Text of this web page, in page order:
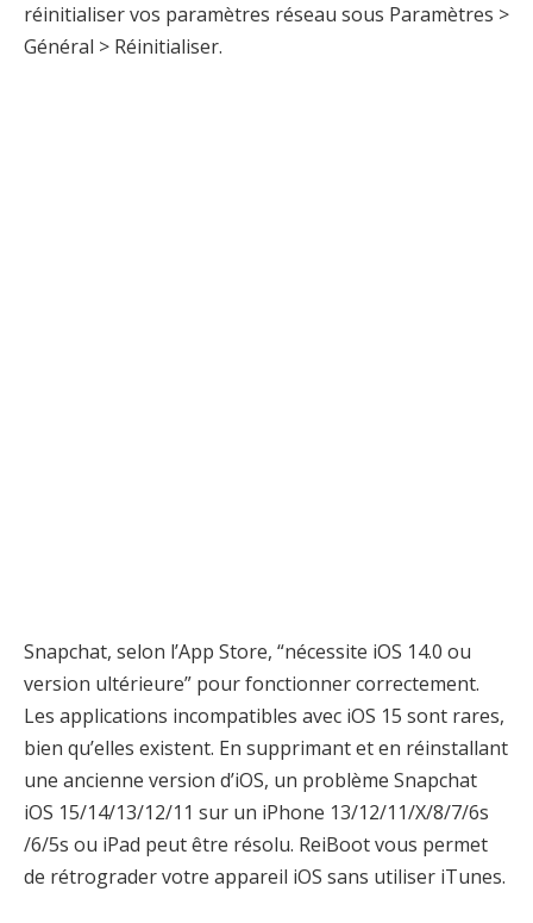
réinitialiser vos paramètres réseau sous Paramètres >
Général > Réinitialiser.
Snapchat, selon l’App Store, “nécessite iOS 14.0 ou
version ultérieure” pour fonctionner correctement.
Les applications incompatibles avec iOS 15 sont rares,
bien qu’elles existent. En supprimant et en réinstallant
une ancienne version d’iOS, un problème Snapchat
iOS 15/14/13/12/11 sur un iPhone 13/12/11/X/8/7/6s
/6/5s ou iPad peut être résolu. ReiBoot vous permet
de rétrograder votre appareil iOS sans utiliser iTunes.